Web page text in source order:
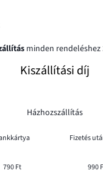
minden rendeléshez
Kiszállítási díj
Házhozszállítás
Fizetés
790 Ft 990